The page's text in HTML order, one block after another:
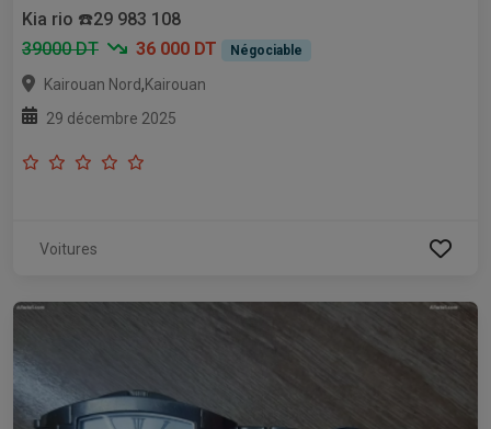
Kia rio ☎️29 983 108
39000 DT
36 000 DT Négociable
Kairouan Nord,Kairouan
29 décembre 2025
Voitures